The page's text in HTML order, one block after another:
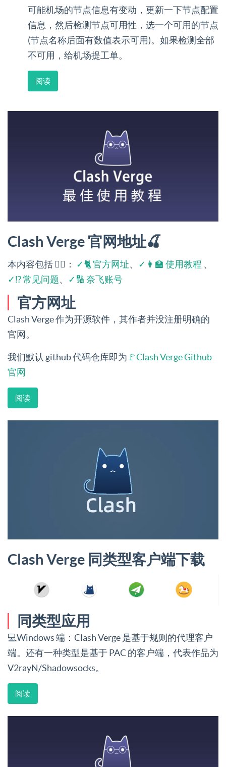
可能机场的节点信息有变动，更新一下节点配置
信息，然后检测节点可用性，选一个可用的节点
(节点名称后面有数值表示可用)。如果检测全部
不可用，给机场提工单。
阅读
Clash Verge 官网地址🍒
本内容包括 👉🏻： ✓🐈 官方网址、 ✓👩‍🏫 使用教程 、
✓⁉️ 常见问题、 ✓🔢 奈飞账号
官方网址
Clash Verge 作为开源软件，其作者并没注册明确的
官网。
我们默认 github 代码仓库即为 🚩Clash Verge Github
官网
阅读
Clash Verge 同类型客户端下载
同类型应用
💻Windows 端：Clash Verge 是基于规则的代理客户
端。还有一种类型是基于 PAC 的客户端，代表作品为
V2rayN/Shadowsocks。
阅读